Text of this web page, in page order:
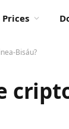
Bisáu?